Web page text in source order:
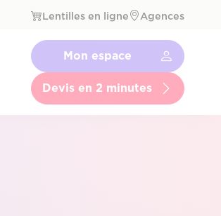
Lentilles en ligne Agences
Navbar
Menu
Secondaire
Mon espace
Devis en 2 minutes